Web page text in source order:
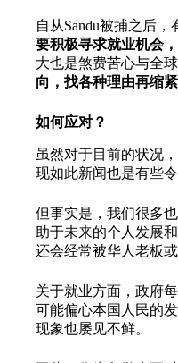
自从Sandu被捕之后
要积极寻求就业机会
大也是煞费苦心与全
向，找各种理由再缩
如何应对？
虽然对于目前的状况
现如此新闻也是有些
但事实是，我们很多
助于未来的个人发展
还会经常被华人老板
关于就业方面，政府
可能偏心本国人民的
现象也屡见不鲜。